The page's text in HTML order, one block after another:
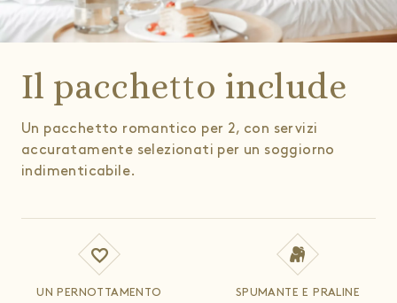
Il pacchetto include
Un pacchetto romantico per 2, con servizi
accuratamente selezionati per un soggiorno
indimenticabile.
UN PERNOTTAMENTO SPUMANTE E PRALINE